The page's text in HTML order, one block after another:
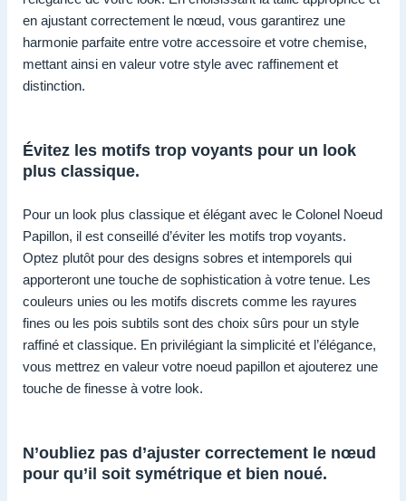
en ajustant correctement le nœud, vous garantirez une
harmonie parfaite entre votre accessoire et votre chemise,
mettant ainsi en valeur votre style avec raffinement et
distinction.
Évitez les motifs trop voyants pour un look
plus classique.
Pour un look plus classique et élégant avec le Colonel Noeud
Papillon, il est conseillé d’éviter les motifs trop voyants.
Optez plutôt pour des designs sobres et intemporels qui
apporteront une touche de sophistication à votre tenue. Les
couleurs unies ou les motifs discrets comme les rayures
fines ou les pois subtils sont des choix sûrs pour un style
raffiné et classique. En privilégiant la simplicité et l’élégance,
vous mettrez en valeur votre noeud papillon et ajouterez une
touche de finesse à votre look.
N’oubliez pas d’ajuster correctement le nœud
pour qu’il soit symétrique et bien noué.